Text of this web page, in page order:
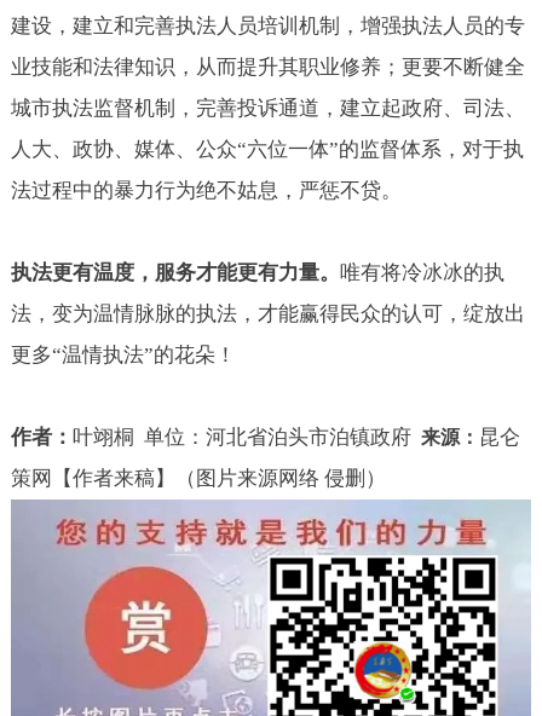
建设，建立和完善执法人员培训机制，增强执法人员的专
业技能和法律知识，从而提升其职业修养；更要不断健全
城市执法监督机制，完善投诉通道，建立起政府、司法、
人大、政协、媒体、公众“六位一体”的监督体系，对于执
法过程中的暴力行为绝不姑息，严惩不贷。
执法更有温度，服务才能更有力量。 唯有将冷冰冰的执
法，变为温情脉脉的执法，才能赢得民众的认可，绽放出
更多“温情执法”的花朵！
作者： 叶翊桐 单位：河北省泊头市泊镇政府 来源： 昆仑
策网【作者来稿】（图片来源网络 侵删）